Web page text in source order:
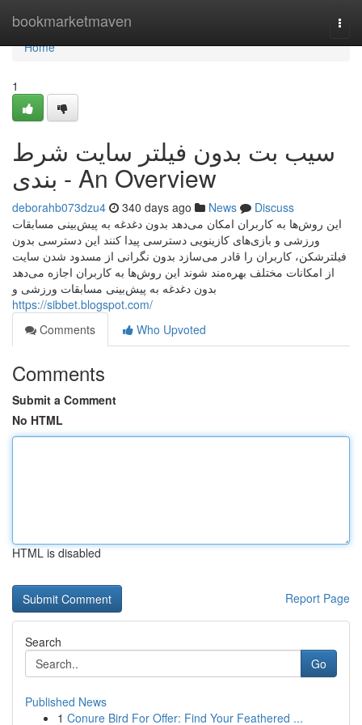
bookmarketmaven
Home
Home
1
سیب بت بدون فیلتر سایت شرط
بندی - An Overview
deborahb073dzu4 340 days ago News
Discuss
این روش‌ها به کاربران امکان می‌دهد بدون دغدغه به پیش‌بینی مسابقات
ورزشی و بازی‌های کازینویی دسترسی پیدا کنند این دسترسی بدون
فیلترشکن، کاربران را قادر می‌سازد بدون نگرانی از مسدود شدن سایت
از امکانات مختلف بهره‌مند شوند این روش‌ها به کاربران اجازه می‌دهد
بدون دغدغه به پیش‌بینی مسابقات ورزشی و
https://sibbet.blogspot.com/
Comments
Who Upvoted
Comments
Submit a Comment
No HTML
HTML is disabled
Report Page
Search
Go
Published News
1 Conure Bird For Offer: Find Your Feathered ...